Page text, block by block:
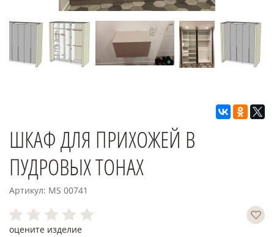
ШКАФ ДЛЯ ПРИХОЖЕЙ В
ПУДРОВЫХ ТОНАХ
Артикул: MS 00741
оцените изделие